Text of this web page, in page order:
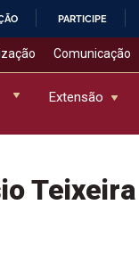
PARTICIPE
Comunicação
Extensão
Teixeira